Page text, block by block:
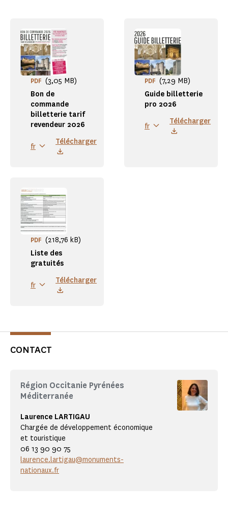
Bon de
commande
billetterie tarif
revendeur 2026
PDF (3,05 MB)
fr
Télécharger
Guide billetterie
pro 2026
PDF (7,29 MB)
fr
Télécharger
Liste des
gratuités
PDF (218,76 kB)
fr
Télécharger
CONTACT
Région Occitanie Pyrénées
Méditerranée
Laurence LARTIGAU
Chargée de développement économique
et touristique
06 13 90 90 75
laurence.lartigau@monuments-
nationaux.fr